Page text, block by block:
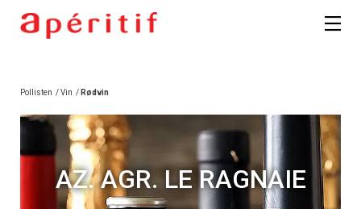
Pollisten /Vin / Rødvin
AZ. AGR. LE RAGNAIE